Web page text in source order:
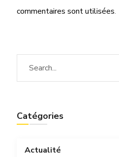
commentaires sont utilisées.
Catégories
Actualité